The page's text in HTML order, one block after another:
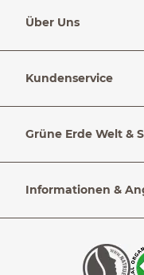
Über Uns
Kundenservice
Grüne Erde Welt &
Informationen &